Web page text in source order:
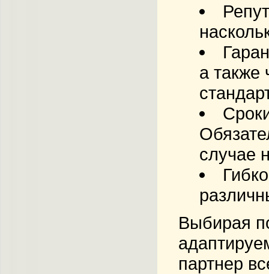
а также
случае
Выбирая
партнер